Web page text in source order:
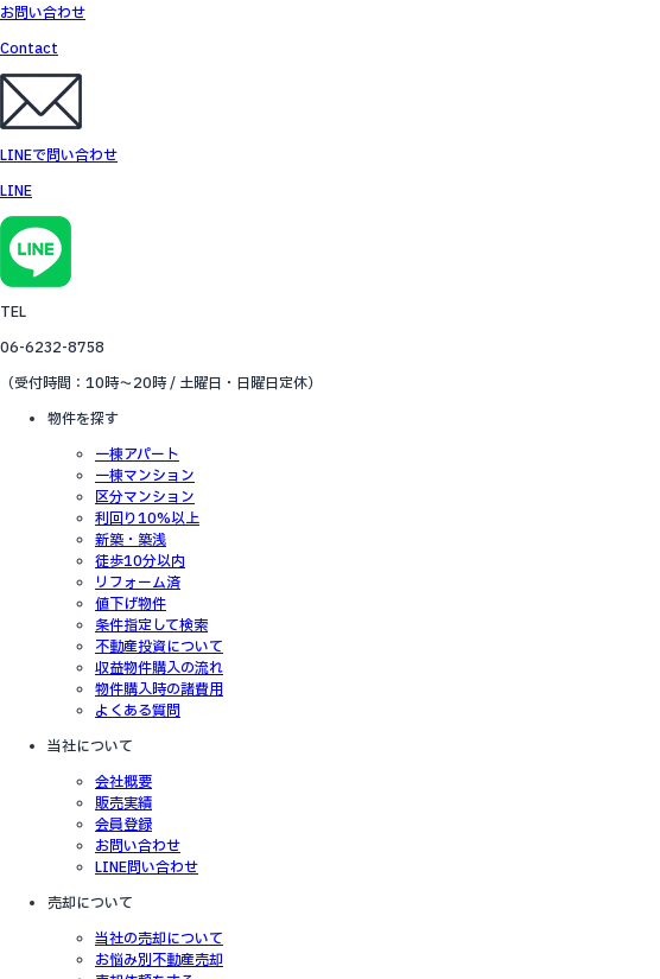
お問い合わせ
Contact
LINEで問い合わせ
LINE
TEL
06-6232-8758
（受付時間：10時～20時 / 土曜日・日曜日定休）
物件を探す
一棟アパート
一棟マンション
区分マンション
利回り10%以上
新築・築浅
徒歩10分以内
リフォーム済
値下げ物件
条件指定して検索
不動産投資について
収益物件購入の流れ
物件購入時の諸費用
よくある質問
当社について
会社概要
販売実績
会員登録
お問い合わせ
LINE問い合わせ
売却について
当社の売却について
お悩み別不動産売却